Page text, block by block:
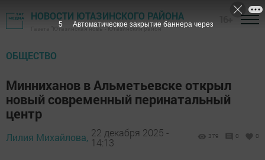
НОВОСТИ ЮТАЗИНСКОГО РАЙОНА
Газета "Ютазинская новь" - Ютазинский район
ОБЩЕСТВО
Минниханов в Альметьевске открыл
новый современный перинатальный
центр
Лилия Михайлова, 22 декабря 2025 -
14:13
379 0 0
4 Автоматическое закрытие баннера через